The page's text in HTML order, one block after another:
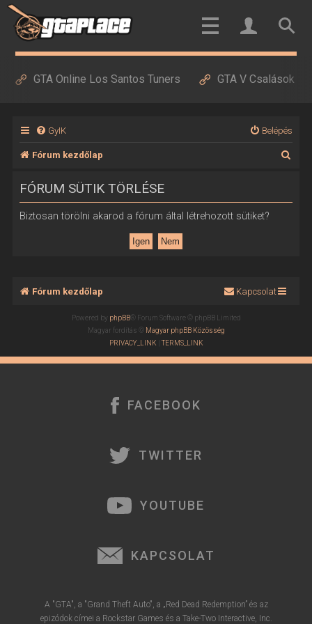
GTA Online Los Santos Tuners GTA V Csalások
GyIK Belépés
Fórum kezdőlap
FÓRUM SÜTIK TÖRLÉSE
Biztosan törölni akarod a fórum által létrehozott sütiket?
Fórum kezdőlap Kapcsolat
Powered by phpBB® Forum Software © phpBB Limited
Magyar fordítás © Magyar phpBB Közösség
PRIVACY_LINK |TERMS_LINK
FACEBOOK
TWITTER
YOUTUBE
KAPCSOLAT
A "GTA", a "Grand Theft Auto", a „Red Dead Redemption” és az
epizódok címei a Rockstar Games és a Take-Two Interactive, Inc.